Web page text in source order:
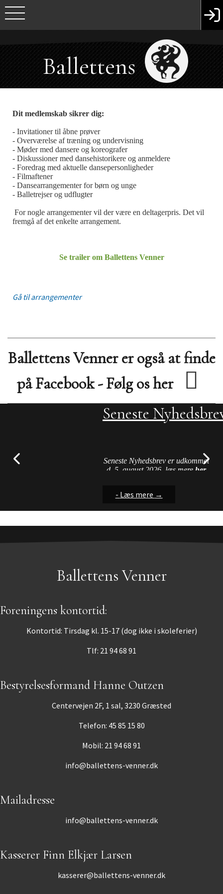
Ballettens
Venner
Dit medlemskab sikrer dig:
- Invitationer til åbne prøver
- Overværelse af træning og undervisning
- Møder med dansere og koreografer
- Diskussioner med dansehistorikere og anmeldere
- Foredrag med aktuelle dansepersonligheder
- Filmaftener
- Dansearrangementer for børn og unge
- Balletrejser og udflugter
For nogle arrangementer vil der være en deltagerpris. Det vil
fremgå af det enkelte arrangement.
Se trailer om Ballettens Venner
Gå til arrangementer
Ballettens Venner er også at finde
på Facebook - Følg os her
Seneste
Seneste Nyhedsbrev er udkommet
d. 5. august 2026, læs mere her
- Læs mere →
Streamingstilbud
- Læs mere →
FAQ - Hjælp på
hyppigt er præsenteret for ved
brug af hjemmesiden....
- Læs mere →
Ballettens Venner
Foreningens kontortid:
Kontortid: Tirsdag kl. 15-17 (dog ikke i skoleferier)
Tlf: 21 94 68 91
Bestyrelsesformand Hanne Outzen
Centervejen 2F, 1 sal, 3230 Græsted
Telefon: 45 85 15 80
Mobil: 21 94 68 91
info@ballettens-venner.dk
Mailadresse
info@ballettens-venner.dk
Kasserer Finn Elkjær Larsen
kasserer@ballettens-venner.dk